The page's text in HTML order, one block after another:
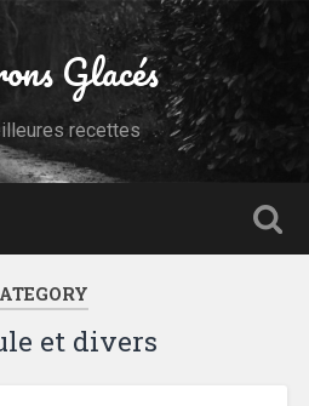
Glacés
recettes
et divers